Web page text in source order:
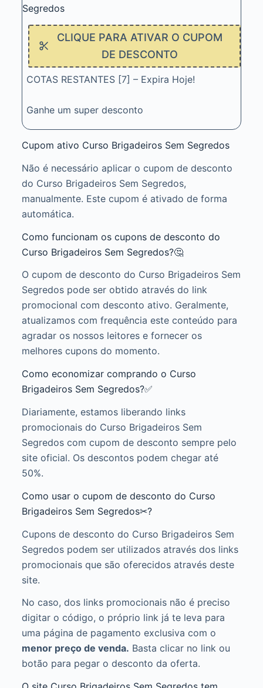
Segredos
CLIQUE PARA ATIVAR O CUPOM
DE DESCONTO
COTAS RESTANTES [7] – Expira Hoje!
Ganhe um super desconto
Cupom ativo Curso Brigadeiros Sem Segredos
Não é necessário aplicar o cupom de desconto
do Curso Brigadeiros Sem Segredos,
manualmente. Este cupom é ativado de forma
automática.
Como funcionam os cupons de desconto do
Curso Brigadeiros Sem Segredos?🤔
O cupom de desconto do Curso Brigadeiros Sem
Segredos pode ser obtido através do link
promocional com desconto ativo. Geralmente,
atualizamos com frequência este conteúdo para
agradar os nossos leitores e fornecer os
melhores cupons do momento.
Como economizar comprando o Curso
Brigadeiros Sem Segredos?✅
Diariamente, estamos liberando links
promocionais do Curso Brigadeiros Sem
Segredos com cupom de desconto sempre pelo
site oficial. Os descontos podem chegar até
50%.
Como usar o cupom de desconto do Curso
Brigadeiros Sem Segredos✂?
Cupons de desconto do Curso Brigadeiros Sem
Segredos podem ser utilizados através dos links
promocionais que são oferecidos através deste
site.
No caso, dos links promocionais não é preciso
digitar o código, o próprio link já te leva para
uma página de pagamento exclusiva com o
menor preço de venda. Basta clicar no link ou
botão para pegar o desconto da oferta.